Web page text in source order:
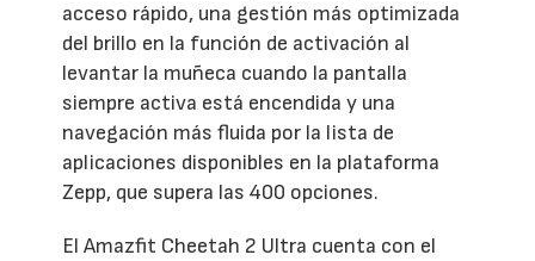
acceso rápido, una gestión más optimizada
del brillo en la función de activación al
levantar la muñeca cuando la pantalla
siempre activa está encendida y una
navegación más fluida por la lista de
aplicaciones disponibles en la plataforma
Zepp, que supera las 400 opciones.
El Amazfit Cheetah 2 Ultra cuenta con el